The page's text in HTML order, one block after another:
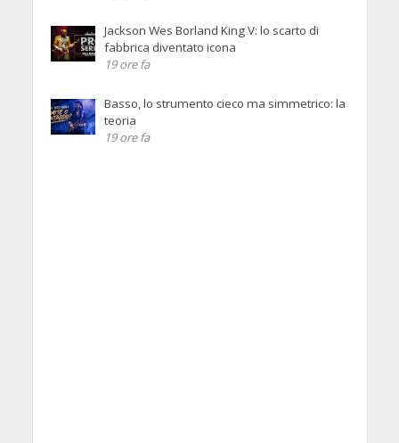
Jackson Wes Borland King V: lo scarto di
fabbrica diventato icona
19 ore fa
Basso, lo strumento cieco ma simmetrico: la
teoria
19 ore fa